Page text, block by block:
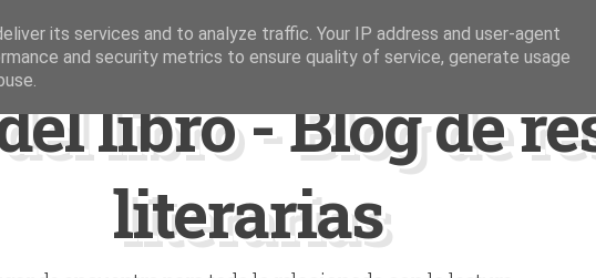
libro - Blog de
literarias
its services and to analyze traffic. Your IP address and user-agent
and security metrics to ensure quality of service, generate usage